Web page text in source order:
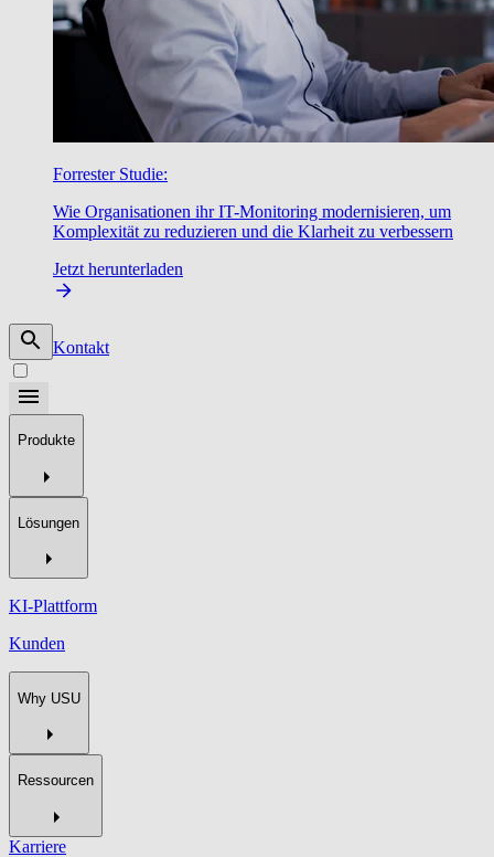
Forrester Studie:
Wie Organisationen ihr IT-Monitoring modernisieren, um
Komplexität zu reduzieren und die Klarheit zu verbessern
Jetzt herunterladen
Kontakt
Produkte
Lösungen
KI-Plattform
Kunden
Why USU
Ressourcen
Karriere